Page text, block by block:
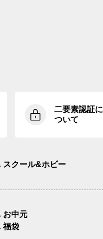
二要素認証に
ついて
スクール&ホビー
お中元
福袋